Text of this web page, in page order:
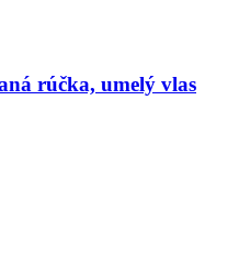
rúčka, umelý vlas